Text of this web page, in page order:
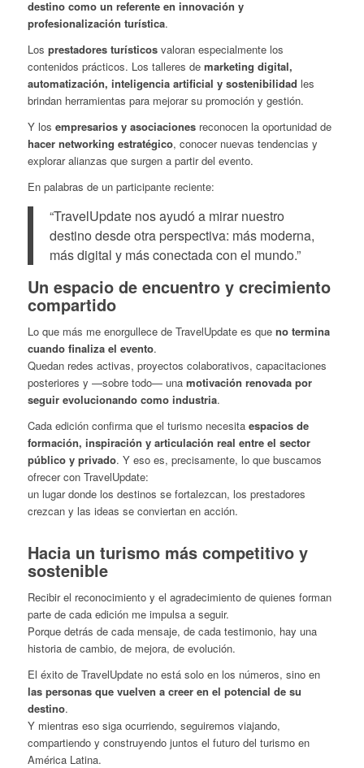
destino como un referente en innovación y
profesionalización turística.
Los prestadores turísticosvaloran especialmente los
contenidos prácticos. Los talleres de marketing digital,
automatización, inteligencia artificial y sostenibilidad les
brindan herramientas para mejorar su promoción y gestión.
Y los empresarios y asociacionesreconocen la oportunidad de
hacer networking estratégico, conocer nuevas tendencias y
explorar alianzas que surgen a partir del evento.
En palabras de un participante reciente:
“TravelUpdate nos ayudó a mirar nuestro
destino desde otra perspectiva: más moderna,
más digital y más conectada con el mundo.”
Un espacio de encuentro y crecimiento
compartido
Lo que más me enorgullece de TravelUpdate es que no termina
cuando finaliza el evento.
Quedan redes activas, proyectos colaborativos, capacitaciones
posteriores y —sobre todo— una motivación renovada por
seguir evolucionando como industria.
Cada edición confirma que el turismo necesita espacios de
formación, inspiración y articulación real entre el sector
público y privado. Y eso es, precisamente, lo que buscamos
ofrecer con TravelUpdate:
un lugar donde los destinos se fortalezcan, los prestadores
crezcan y las ideas se conviertan en acción.
Hacia un turismo más competitivo y
sostenible
Recibir el reconocimiento y el agradecimiento de quienes forman
parte de cada edición me impulsa a seguir.
Porque detrás de cada mensaje, de cada testimonio, hay una
historia de cambio, de mejora, de evolución.
El éxito de TravelUpdate no está solo en los números, sino en
las personas que vuelven a creer en el potencial de su
destino.
Y mientras eso siga ocurriendo, seguiremos viajando,
compartiendo y construyendo juntos el futuro del turismo en
América Latina.